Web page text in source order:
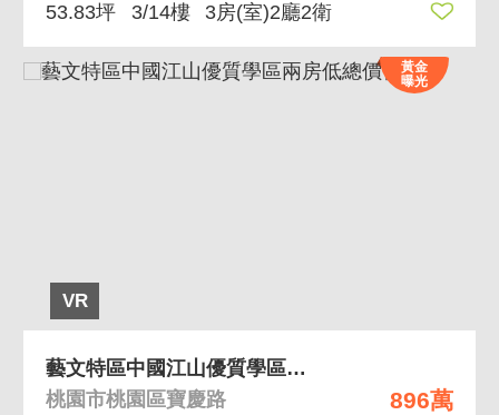
53.83坪 3/14樓 3房(室)2廳2衛
VR
黃金
曝光
896萬
藝文特區中國江山優質學區兩房低總價首選宅
桃園市桃園區寶慶路